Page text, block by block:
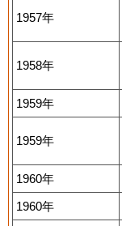
1957年
1958年
1959年
1959年
1960年
1960年